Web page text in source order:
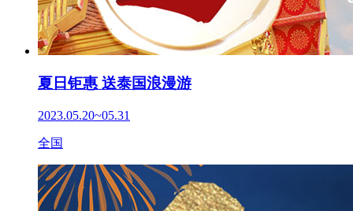
夏日钜惠 送泰国浪漫游
2023.05.20~05.31
全国